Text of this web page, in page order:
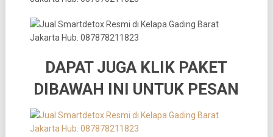
DAPAT JUGA KLIK PAKET
DIBAWAH INI UNTUK PESAN